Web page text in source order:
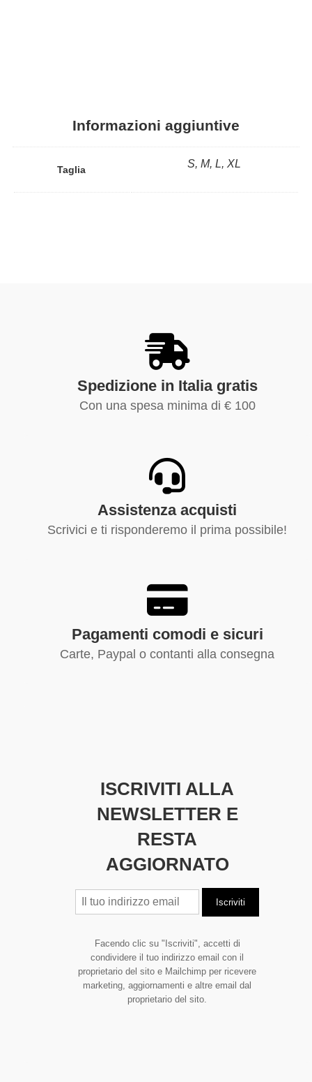
Informazioni aggiuntive
Taglia S, M, L, XL
Spedizione in Italia gratis
Con una spesa minima di € 100
Assistenza acquisti
Scrivici e ti risponderemo il prima possibile!
Pagamenti comodi e sicuri
Carte, Paypal o contanti alla consegna
ISCRIVITI ALLA
NEWSLETTER E
RESTA
AGGIORNATO
Facendo clic su "Iscriviti", accetti di
condividere il tuo indirizzo email con il
proprietario del sito e Mailchimp per ricevere
marketing, aggiornamenti e altre email dal
proprietario del sito.